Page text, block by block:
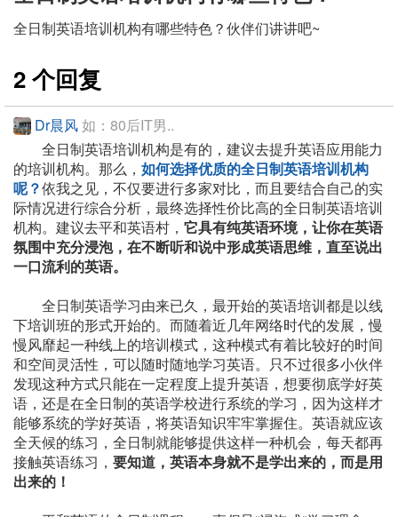
全日制英语培训机构有哪些特色？伙伴们讲讲吧~
2 个回复
Dr晨风如：80后IT男..
全日制英语培训机构是有的，建议去提升英语应用能力
的培训机构。那么， 如何选择优质的全日制英语培训机构
呢？依我之见，不仅要进行多家对比，而且要结合自己的实
际情况进行综合分析，最终选择性价比高的全日制英语培训
机构。建议去平和英语村， 它具有纯英语环境，让你在英语
氛围中充分浸泡，在不断听和说中形成英语思维，直至说出
一口流利的英语。
全日制英语学习由来已久，最开始的英语培训都是以线
下培训班的形式开始的。而随着近几年网络时代的发展，慢
慢风靡起一种线上的培训模式，这种模式有着比较好的时间
和空间灵活性，可以随时随地学习英语。只不过很多小伙伴
发现这种方式只能在一定程度上提升英语，想要彻底学好英
语，还是在全日制的英语学校进行系统的学习，因为这样才
能够系统的学好英语，将英语知识牢牢掌握住。英语就应该
全天候的练习，全日制就能够提供这样一种机会，每天都再
接触英语练习， 要知道，英语本身就不是学出来的，而是用
出来的！